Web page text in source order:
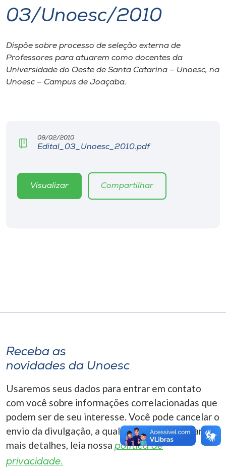
I.nova
Diplomados
Cultura
Biblioteca
Editora
Rádio
A-
03/Unoesc/2010
Dispõe sobre processo de seleção externa de
Professores para atuarem como docentes da
Universidade do Oeste de Santa Catarina – Unoesc, na
Unoesc – Campus de Joaçaba.
09/02/2010
Edital_03_Unoesc_2010.pdf
Visualizar Compartilhar
Receba as
novidades da Unoesc
Usaremos seus dados para entrar em contato
com você sobre informações correlacionadas que
podem ser de seu interesse. Você pode cancelar o
envio da divulgação, a qualquer momento. Para
mais detalhes, leia nossa política de
privacidade.